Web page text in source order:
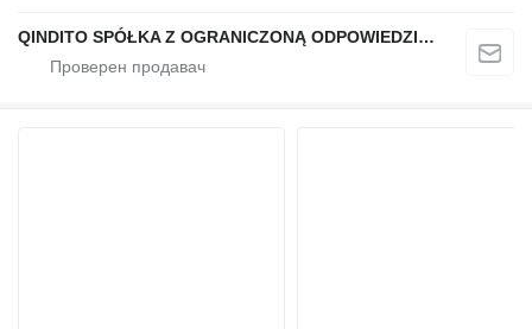
QINDITO SPÓŁKA Z OGRANICZONĄ ODPOWIEDZIALNOŚCIĄ